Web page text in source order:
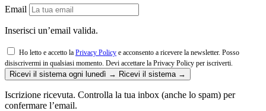
Email
Inserisci un’email valida.
Ho letto e accetto la Privacy Policy e acconsento a ricevere la newsletter. Posso
disiscrivermi in qualsiasi momento. Devi accettare la Privacy Policy per iscriverti.
Ricevi il sistema ogni lunedì → Ricevi il sistema →
Iscrizione ricevuta. Controlla la tua inbox (anche lo spam) per
confermare l’email.